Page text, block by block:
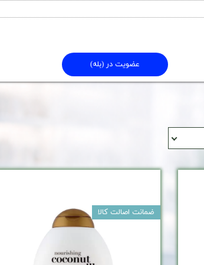
عضویت در (بله)
ضمانت اصالت کالا